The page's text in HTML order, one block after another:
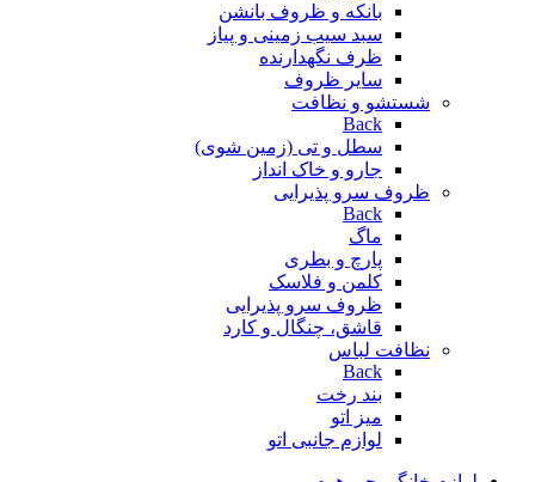
بانکه و ظروف بانشن
سبد سیب زمینی و پیاز
ظرف نگهدارنده
سایر ظروف
شستشو و نظافت
Back
سطل و تی (زمین شوی)
جارو و خاک انداز
ظروف سرو پذیرایی
Back
ماگ
پارچ و بطری
کلمن و فلاسک
ظروف سرو پذیرایی
قاشق، چنگال و کارد
نظافت لباس
Back
بند رخت
میز اتو
لوازم جانبی اتو